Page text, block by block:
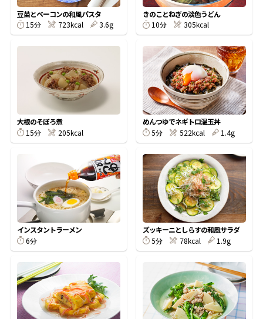
楽チン屋® ストレートつゆ
新鮮一番 『氷熟®』
割烹白だしレシピ特集
かつおだしが決め手！簡単茶碗蒸し
豆苗とベーコンの和風パスタ
15分
723kcal 3.6g
きのことねぎの淡色うどん
10分
305kcal
大根のそぼろ煮
15分
205kcal
めんつゆでネギトロ温玉丼
5分
522kcal 1.4g
インスタントラーメン
6分
ズッキーニとしらすの和風サラダ
5分
78kcal 1.9g